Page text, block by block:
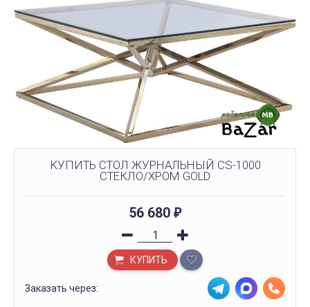
КУПИТЬ СТОЛ ЖУРНАЛЬНЫЙ CS-1000
СТЕКЛО/ХРОМ GOLD
56 680 ₽
КУПИТЬ
Заказать через: